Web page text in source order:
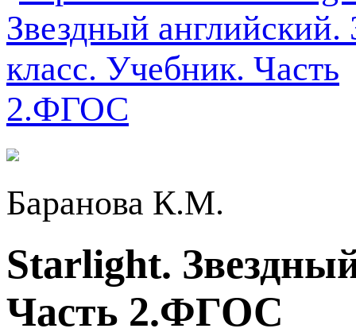
Баранова К.М.
Starlight.
Часть 2.ФГОС